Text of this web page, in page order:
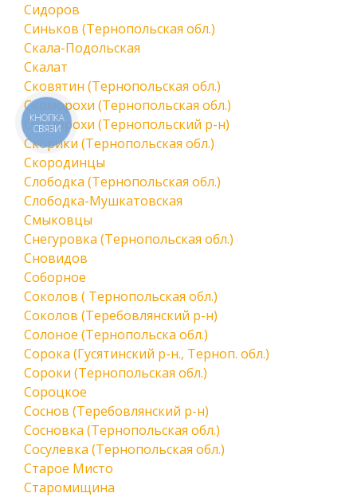
Сидоров
Синьков (Тернопольская обл.)
Скала-Подольская
Скалат
Сковятин (Тернопольская обл.)
Скоморохи (Тернопольская обл.)
Скоморохи (Тернопольский р-н)
Скорики (Тернопольская обл.)
Скородинцы
Слободка (Тернопольская обл.)
Слободка-Мушкатовская
Смыковцы
Снегуровка (Тернопольская обл.)
Сновидов
Соборное
Соколов ( Тернопольская обл.)
Соколов (Теребовлянский р-н)
Солоное (Тернопольска обл.)
Сорока (Гусятинский р-н., Терноп. обл.)
Сороки (Тернопольская обл.)
Сороцкое
Соснов (Теребовлянский р-н)
Сосновка (Тернопольская обл.)
Сосулевка (Тернопольская обл.)
Старое Мисто
Старомищина
КНОПКА
СВЯЗИ